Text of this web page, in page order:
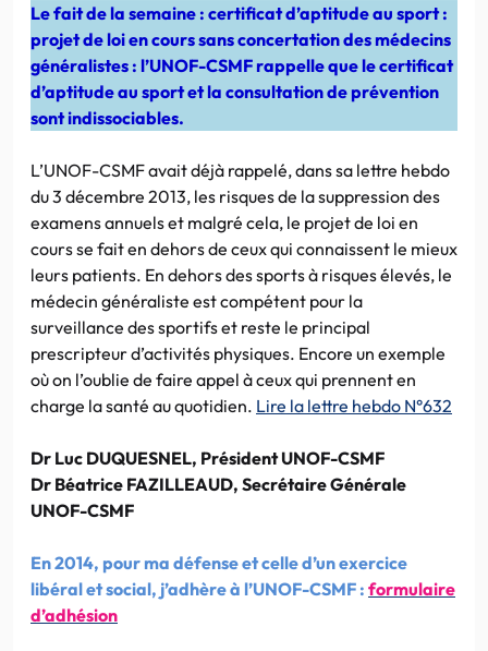
Le fait de la semaine : certificat d’aptitude au sport :
projet de loi en cours sans concertation des médecins
généralistes : l’UNOF-CSMF rappelle que le certificat
d’aptitude au sport et la consultation de prévention
sont indissociables.
L’UNOF-CSMF avait déjà rappelé, dans sa lettre hebdo
du 3 décembre 2013, les risques de la suppression des
examens annuels et malgré cela, le projet de loi en
cours se fait en dehors de ceux qui connaissent le mieux
leurs patients. En dehors des sports à risques élevés, le
médecin généraliste est compétent pour la
surveillance des sportifs et reste le principal
prescripteur d’activités physiques. Encore un exemple
où on l’oublie de faire appel à ceux qui prennent en
charge la santé au quotidien. Lire la lettre hebdo N°632
Dr Luc DUQUESNEL, Président UNOF-CSMF
Dr Béatrice FAZILLEAUD, Secrétaire Générale
UNOF-CSMF
En 2014, pour ma défense et celle d’un exercice
libéral et social, j’adhère à l’UNOF-CSMF : formulaire
d’adhésion